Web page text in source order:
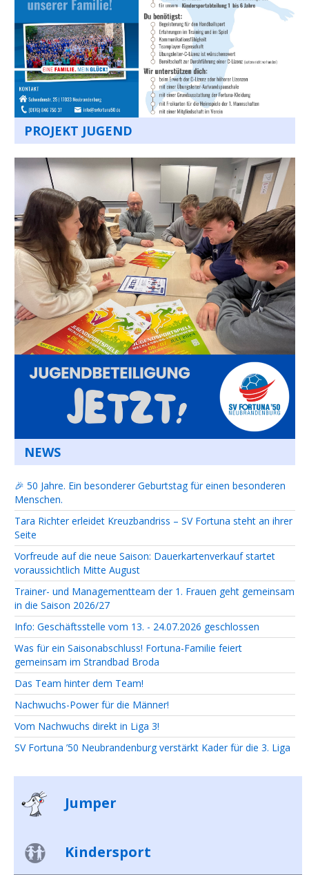
PROJEKT JUGEND
NEWS
🎉 50 Jahre. Ein besonderer Geburtstag für einen besonderen
Menschen.
Tara Richter erleidet Kreuzbandriss – SV Fortuna steht an ihrer
Seite
Vorfreude auf die neue Saison: Dauerkartenverkauf startet
voraussichtlich Mitte August
Trainer- und Managementteam der 1. Frauen geht gemeinsam
in die Saison 2026/27
Info: Geschäftsstelle vom 13. - 24.07.2026 geschlossen
Was für ein Saisonabschluss! Fortuna-Familie feiert
gemeinsam im Strandbad Broda
Das Team hinter dem Team!
Nachwuchs-Power für die Männer!
Vom Nachwuchs direkt in Liga 3!
SV Fortuna ’50 Neubrandenburg verstärkt Kader für die 3. Liga
Jumper
Kindersport